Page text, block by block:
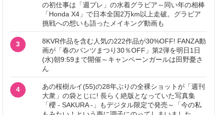
の初仕事は「週プレ」の水着グラビア～同い年の相棒
「Honda X4」で日本全国2万km以上走破。グラビア
挑戦への想いも語ったメイキング動画も
3
8KVR作品を含む人気の222作品が30%OFF! FANZA動
画が「春のパンツまつり30％OFF」第2弾を明日1日
(水)朝9:59まで開催～キャンペーンガールは田野憂さ
ん
4
あの桜樹ルイ(55)の28年ぶりの全裸ショットが「週刊
大衆」の袋とじに! 長らく絶版となっていた写真集
「櫻 - SAKURA -」もデジタル限定で発売～「今の私